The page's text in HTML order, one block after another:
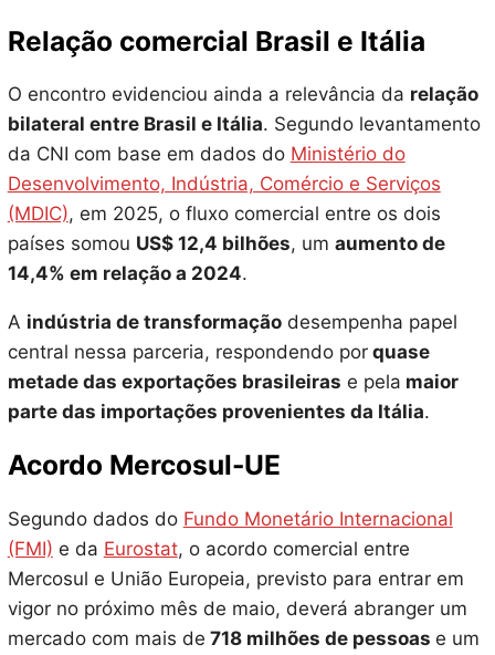
Relação comercial Brasil e Itália
O encontro evidenciou ainda a relevância da relação
bilateral entre Brasil e Itália. Segundo levantamento
da CNI com base em dados do Ministério do
Desenvolvimento, Indústria, Comércio e Serviços
(MDIC), em 2025, o fluxo comercial entre os dois
países somou US$ 12,4 bilhões, um aumento de
14,4% em relação a 2024.
A indústria de transformaçãodesempenha papel
central nessa parceria, respondendo porquase
metade das exportações brasileiras e pela maior
parte das importações provenientes da Itália.
Acordo Mercosul-UE
Segundo dados do Fundo Monetário Internacional
(FMI) e da Eurostat, o acordo comercial entre
Mercosul e União Europeia, previsto para entrar em
vigor no próximo mês de maio, deverá abranger um
mercado com mais de 718 milhões de pessoas e um